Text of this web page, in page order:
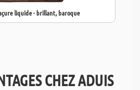
liquide - brillant, baroque
CHEZ ADUIS